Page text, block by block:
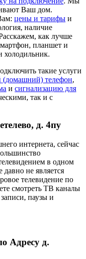
Ваш дом.
цены и тарифы и
наличие
как лучше
планшет и
холодильник.
такие услуги
(домашний) телефон,
и сигнализацию для
так и с
д. 4пу
интернета, сейчас
в одном
не является
телевидение по
смотреть ТВ каналы
паузы и
Адресу д.